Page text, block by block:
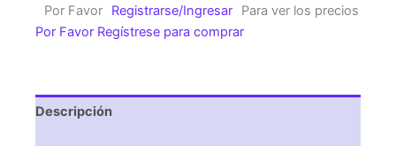
cantidad
Por Favor Registrarse/Ingresar
Para ver los precios
Por Favor Regístrese para comprar
Descripción